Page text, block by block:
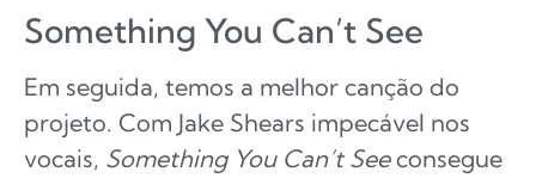
Something You Can’t See
Em seguida, temos a melhor canção do
projeto. Com Jake Shears impecável nos
vocais, Something You Can’t Seeconsegue